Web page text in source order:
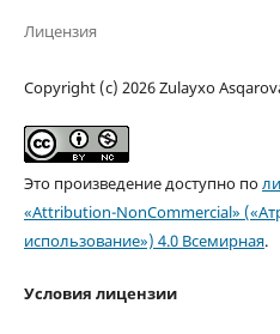
Лицензия
Copyright (c) 2026 Zulayxo
Это произведение доступно по
«Attribution-NonCommercial»
использование») 4.0 Всемирная.
Условия лицензии